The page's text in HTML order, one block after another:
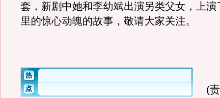
套，新剧中她和李幼斌出演另类父女，上演
里的惊心动魄的故事，敬请大家关注。
(